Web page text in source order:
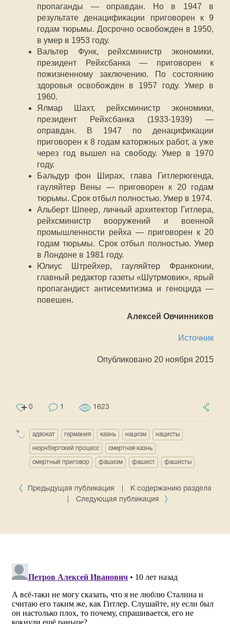
пропаганды — оправдан. Но в 1947 в
результате денацификации приговорен к 9
годам тюрьмы. Досрочно освобожден в 1950,
в умер в 1953 году.
Вальтер Функ, рейхсминистр экономики,
президент Рейхсбанка — приговорен к
пожизненному заключению. По состоянию
здоровья освобожден в 1957 году. Умер в
1960.
Ялмар Шахт, рейхсминистр экономики,
президент Рейхсбанка (1933-1939) —
оправдан. В 1947 по денацификации
приговорен к 8 годам каторжных работ, а уже
через год вышел на свободу. Умер в 1970
году.
Бальдур фон Ширах, глава Гитлерюгенда,
гауляйтер Вены — приговорен к 20 годам
тюрьмы. Срок отбыл полностью. Умер в 1974.
Альберт Шпеер, личный архитектор Гитлера,
рейхсминистр вооружений и военной
промышленности рейха — приговорен к 20
годам тюрьмы. Срок отбыл полностью. Умер
в Лондоне в 1981 году.
Юлиус Штрейхер, гауляйтер Франконии,
главный редактор газеты «Шутрмовик», ярый
пропагандист антисемитизма и геноцида —
повешен.
Алексей Овчинников
Источник
Опубликовано 20 ноября 2015
0 1 1623
адвокат германия казнь нацизм нацисты
нюрнбергский процесс смертная казнь
смертный приговор фашизм фашист фашисты
Предыдущая публикация
К содержанию раздела
Следующая публикация